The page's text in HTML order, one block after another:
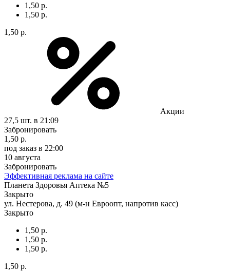
1,50 р.
1,50 р.
1,50 р.
Акции
27,5 шт. в 21:09
Забронировать
1,50 р.
под заказ в 22:00
10 августа
Забронировать
Эффективная реклама на сайте
Планета Здоровья Аптека №5
Закрыто
ул. Нестерова, д. 49 (м-н Евроопт, напротив касс)
Закрыто
1,50 р.
1,50 р.
1,50 р.
1,50 р.